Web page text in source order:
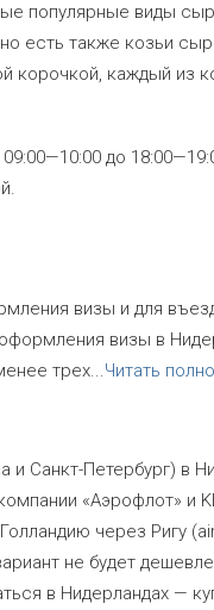
популярные виды
есть также козьи
корочкой, каждый из
09:00—10:00 до
визы и для
визы в
трех...Читать
Санкт-Петербург) в
«Аэрофлот» и
через Ригу
не будет
в Нидерландах —